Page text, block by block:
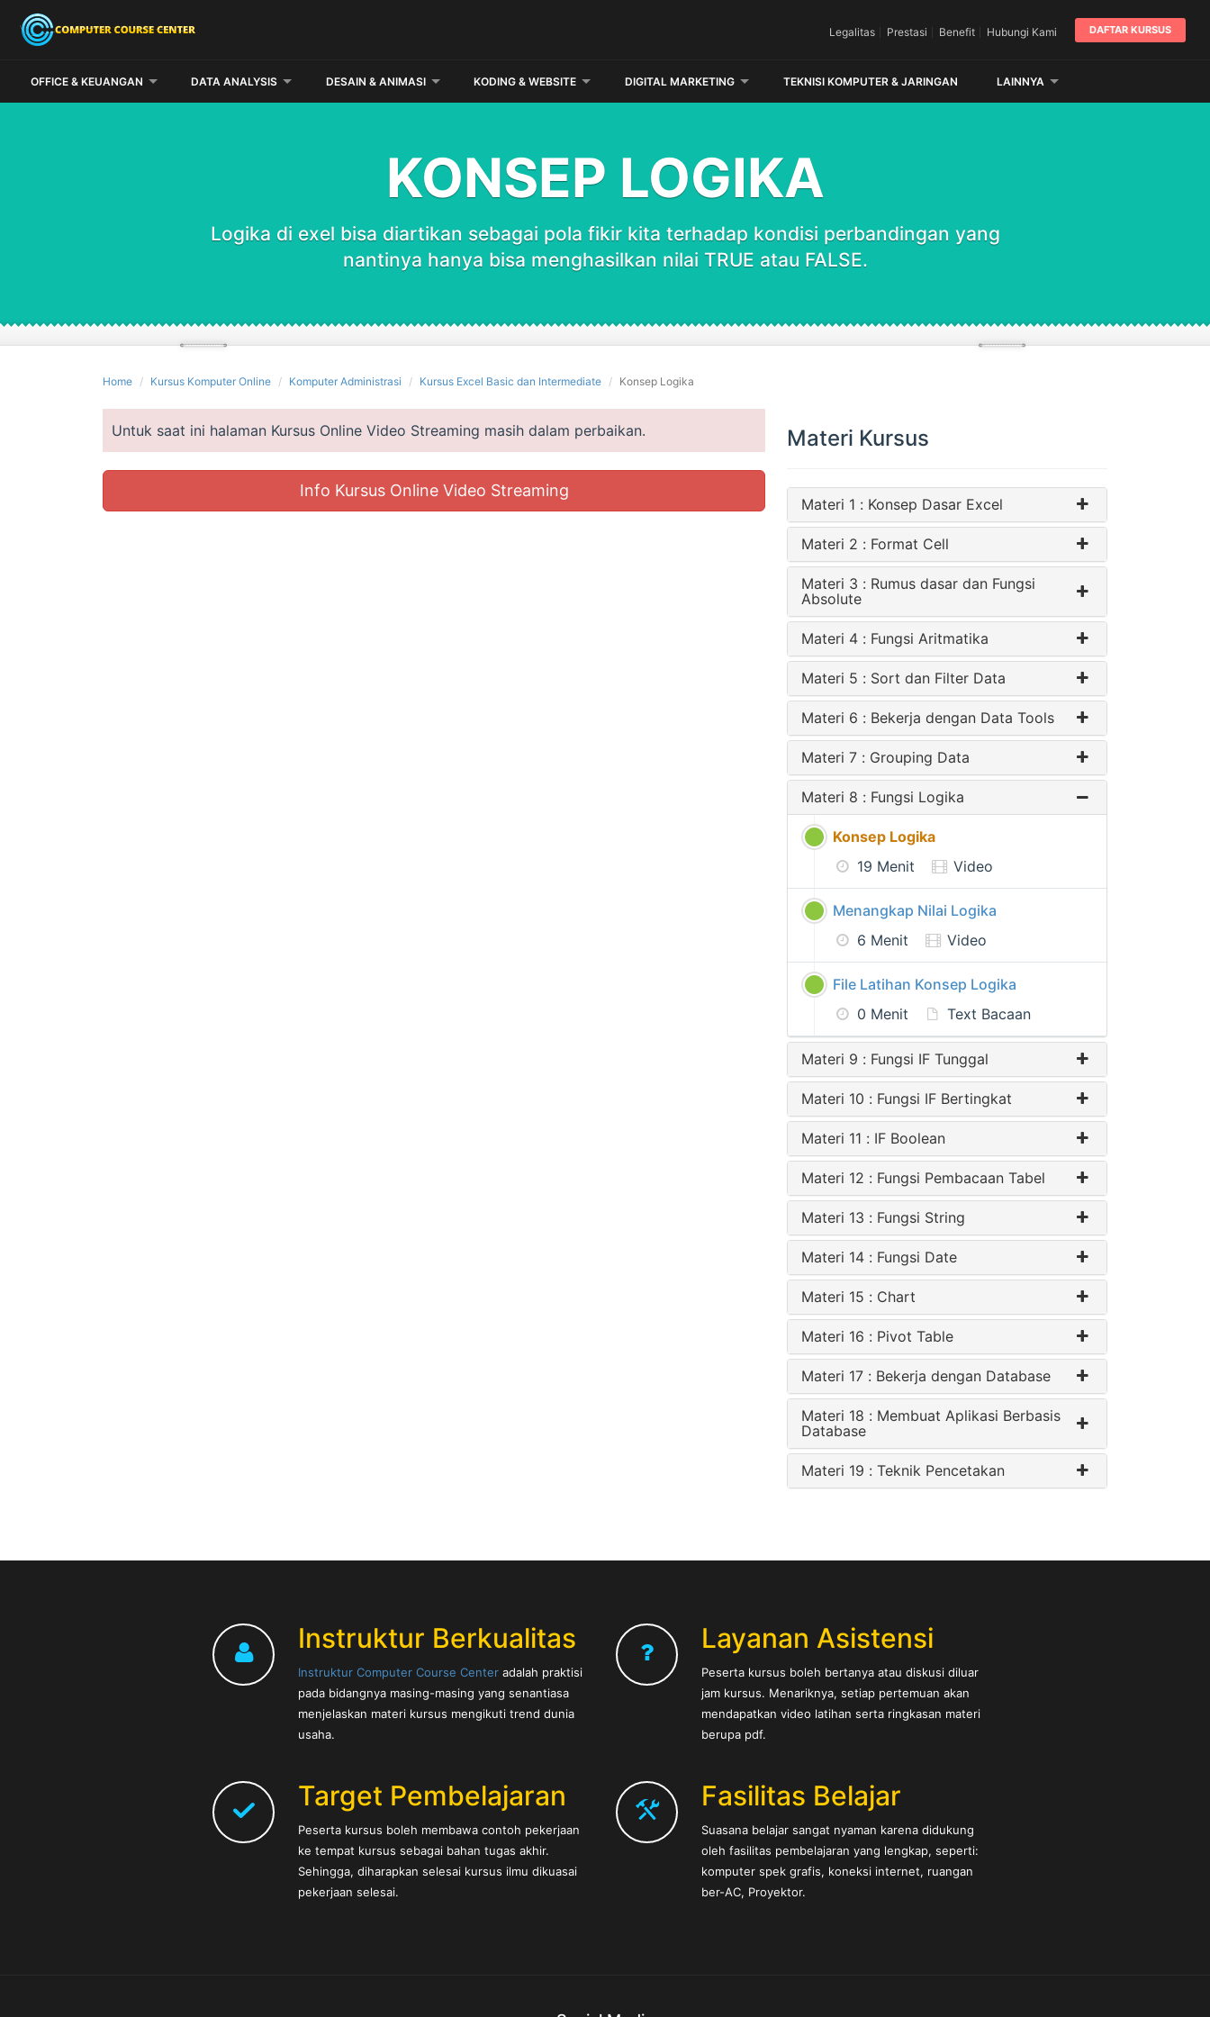
DAFTAR KURSUS
Legalitas Prestasi Benefit Hubungi Kami
OFFICE & KEUANGAN DATA ANALYSIS DESAIN & ANIMASI KODING & WEBSITE DIGITAL MARKETING TEKNISI KOMPUTER & JARINGAN LAINNYA
KONSEP LOGIKA
Logika di exel bisa diartikan sebagai pola fikir kita terhadap kondisi perbandingan yang
nantinya hanya bisa menghasilkan nilai TRUE atau FALSE.
Home Kursus Komputer Online Komputer Administrasi Kursus Excel Basic dan Intermediate Konsep Logika
Untuk saat ini halaman Kursus Online Video Streaming masih dalam perbaikan.
Info Kursus Online Video Streaming
Materi Kursus
Materi 1 : Konsep Dasar Excel
Materi 2 : Format Cell
Materi 3 : Rumus dasar dan Fungsi
Absolute
Materi 4 : Fungsi Aritmatika
Materi 5 : Sort dan Filter Data
Materi 6 : Bekerja dengan Data Tools
Materi 7 : Grouping Data
Materi 8 : Fungsi Logika
Konsep Logika
19 Menit
Video
Menangkap Nilai Logika
6 Menit
Video
File Latihan Konsep Logika
0 Menit
Text Bacaan
Materi 9 : Fungsi IF Tunggal
Materi 10 : Fungsi IF Bertingkat
Materi 11 : IF Boolean
Materi 12 : Fungsi Pembacaan Tabel
Materi 13 : Fungsi String
Materi 14 : Fungsi Date
Materi 15 : Chart
Materi 16 : Pivot Table
Materi 17 : Bekerja dengan Database
Materi 18 : Membuat Aplikasi Berbasis
Database
Materi 19 : Teknik Pencetakan
Instruktur Berkualitas
Instruktur Computer Course Center adalah praktisi
pada bidangnya masing-masing yang senantiasa
menjelaskan materi kursus mengikuti trend dunia
usaha.
Layanan Asistensi
Peserta kursus boleh bertanya atau diskusi diluar
jam kursus. Menariknya, setiap pertemuan akan
mendapatkan video latihan serta ringkasan materi
berupa pdf.
Target Pembelajaran
Peserta kursus boleh membawa contoh pekerjaan
ke tempat kursus sebagai bahan tugas akhir.
Sehingga, diharapkan selesai kursus ilmu dikuasai
pekerjaan selesai.
Fasilitas Belajar
Suasana belajar sangat nyaman karena didukung
oleh fasilitas pembelajaran yang lengkap, seperti:
komputer spek grafis, koneksi internet, ruangan
ber-AC, Proyektor.